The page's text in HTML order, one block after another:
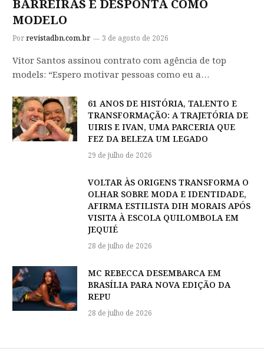
BARREIRAS E DESPONTA COMO
MODELO
Porrevistadbn.com.br 3 de agosto de 2026
Vitor Santos assinou contrato com agência de top
models: “Espero motivar pessoas como eu a…
61 ANOS DE HISTÓRIA, TALENTO E
TRANSFORMAÇÃO: A TRAJETÓRIA DE
UIRIS E IVAN, UMA PARCERIA QUE
FEZ DA BELEZA UM LEGADO
29 de julho de 2026
VOLTAR ÀS ORIGENS TRANSFORMA O
OLHAR SOBRE MODA E IDENTIDADE,
AFIRMA ESTILISTA DIH MORAIS APÓS
VISITA À ESCOLA QUILOMBOLA EM
JEQUIÉ
28 de julho de 2026
MC REBECCA DESEMBARCA EM
BRASÍLIA PARA NOVA EDIÇÃO DA
REPU
28 de julho de 2026